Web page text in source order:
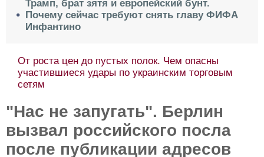
Трамп, брат зятя и европейский бунт.
Почему сейчас требуют снять главу ФИФА
Инфантино
От роста цен до пустых полок. Чем опасны
участившиеся удары по украинским торговым
сетям
"Нас не запугать". Берлин
вызвал российского посла
после публикации адресов